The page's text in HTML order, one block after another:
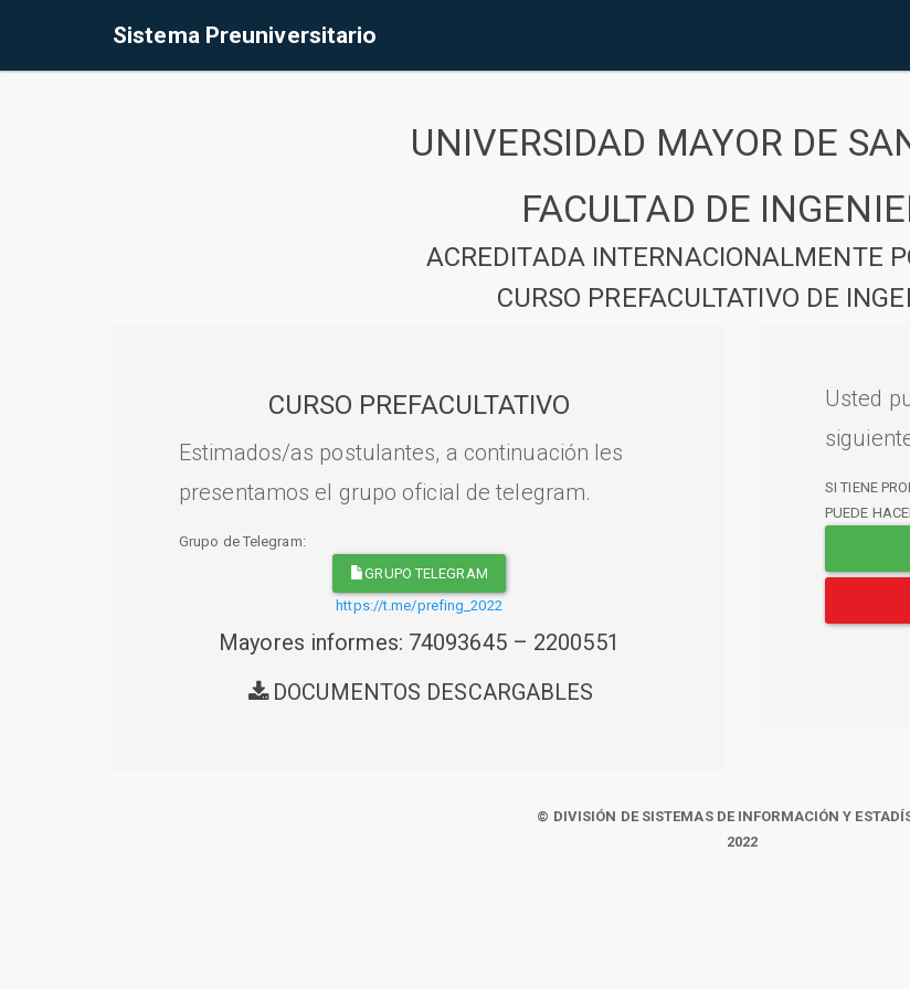
Sistema Preuniversitario
UNIVERSIDAD MAYOR DE
FACULTAD DE
ACREDITADA INTERNACIONALMENTE
CURSO PREFACULTATIVO DE
CURSO PREFACULTATIVO
Estimados/as postulantes, a continuación les
presentamos el grupo oficial de telegram.
Grupo de Telegram:
GRUPO TELEGRAM
https://t.me/prefing_2022
Mayores informes: 74093645 – 2200551
DOCUMENTOS DESCARGABLES
Usted
SI TIENE
PUEDE
© DIVISIÓN DE SISTEMAS DE INFORMACIÓN Y
2022